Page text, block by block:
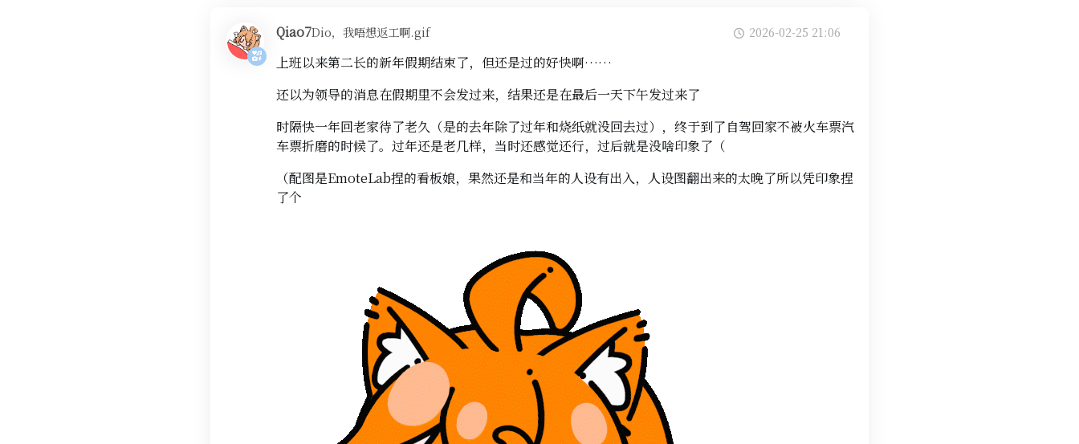
Qiao7Dio，我唔想返工啊.gif 2026-02-25 21:06
上班以来第二长的新年假期结束了，但还是过的好快啊……
还以为领导的消息在假期里不会发过来，结果还是在最后一天下午发过来了
时隔快一年回老家待了老久（是的去年除了过年和烧纸就没回去过），终于到了自驾回家不被火车票汽
车票折磨的时候了。过年还是老几样，当时还感觉还行，过后就是没啥印象了（
（配图是EmoteLab捏的看板娘，果然还是和当年的人设有出入，人设图翻出来的太晚了所以凭印象捏
了个